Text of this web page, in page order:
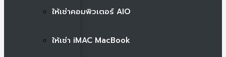
ให้เช่าคอมพิวเตอร์ AIO
ให้เช่า iMAC MacBook